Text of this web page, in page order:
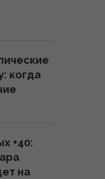
НАТО
экс-
когда
+40:
на